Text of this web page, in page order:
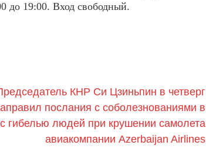
до 19:00. Вход свободный.
КНР Си Цзиньпин в четверг
послания с соболезнованиями в
гибелью людей при крушении самолета
авиакомпании Azerbaijan Airlines